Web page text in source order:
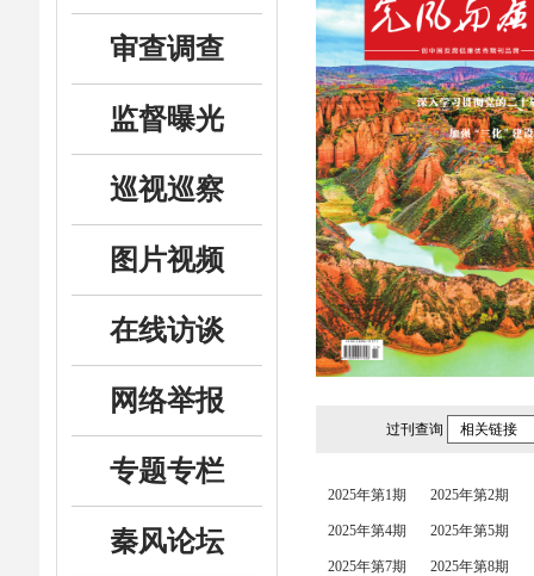
审查调查
监督曝光
巡视巡察
图片视频
在线访谈
网络举报
专题专栏
秦风论坛
过刊查询 相关链接
2025年第1期 2025年第2期
2025年第4期 2025年第5期
2025年第7期 2025年第8期